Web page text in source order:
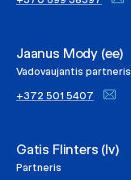
Jaanus Mody (ee)
Vadovaujantis partneris
+372 501 5407
Gatis Flinters (lv)
Partneris